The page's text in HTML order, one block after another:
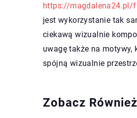
https://magdalena24.pl/
jest wykorzystanie tak
ciekawą wizualnie
uwagę także na
spójną wizualnie
Zobacz Również